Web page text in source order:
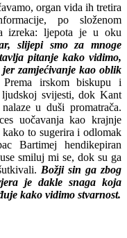
organ vida ih tretira
po složenom
izreka: ljepota je u oku
slijepi smo za mnoge
pitanje kako vidimo,
jer zamjećivanje kao oblik
irskom biskupu i
svijesti, dok Kant
u duši promatrača.
uočavanja kao krajnje
to sugerira i odlomak
Bartimej hendikepiran
smiluj mi se, dok su ga
Božji sin ga zbog
je dakle snaga koja
kako vidimo stvarnost.